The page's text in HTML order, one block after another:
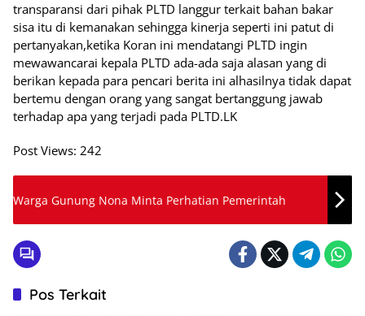
transparansi dari pihak PLTD langgur terkait bahan bakar
sisa itu di kemanakan sehingga kinerja seperti ini patut di
pertanyakan,ketika Koran ini mendatangi PLTD ingin
mewawancarai kepala PLTD ada-ada saja alasan yang di
berikan kepada para pencari berita ini alhasilnya tidak dapat
bertemu dengan orang yang sangat bertanggung jawab
terhadap apa yang terjadi pada PLTD.LK
Post Views: 242
Warga Gunung Nona Minta Perhatian Pemerintah
Pos Terkait